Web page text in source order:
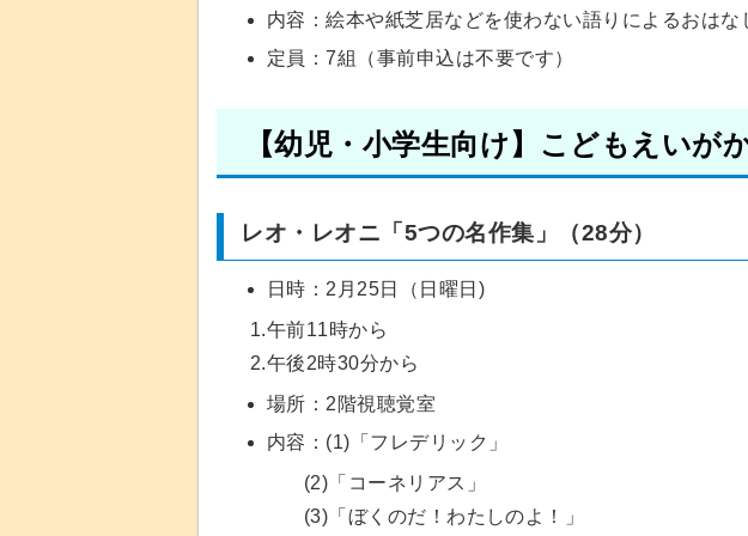
内容：絵本や紙芝居などを使わない語りによるおはな
定員：7組（事前申込は不要です）
【幼児・小学生向け】こどもえいが
レオ・レオニ「5つの名作集」（28分）
日時：2月25日（日曜日)
1.午前11時から
2.午後2時30分から
場所：2階視聴覚室
内容：(1)「フレデリック」
(2)「コーネリアス」
(3)「ぼくのだ！わたしのよ！」